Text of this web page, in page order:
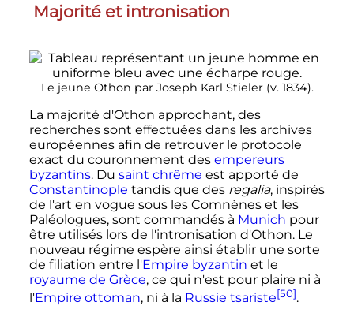
Majorité et intronisation
Le jeune Othon par Joseph Karl Stieler (v.1834).
La majorité d'Othon approchant, des
recherches sont effectuées dans les archives
européennes afin de retrouver le protocole
exact du couronnement des empereurs
byzantins. Du saint chrême est apporté de
Constantinople tandis que des regalia, inspirés
de l'art en vogue sous les Comnènes et les
Paléologues, sont commandés à Munich pour
être utilisés lors de l'intronisation d'Othon. Le
nouveau régime espère ainsi établir une sorte
de filiation entre l'Empire byzantin et le
royaume de Grèce, ce qui n'est pour plaire ni à
l'Empire ottoman, ni à la Russie tsariste[50].